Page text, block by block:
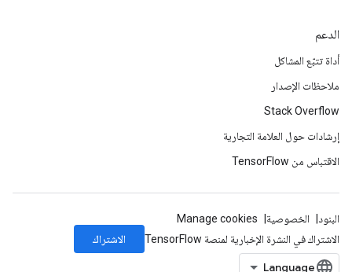
الدعم
أداة تتبّع المشاكل
ملاحظات الإصدار
Stack Overflow
إرشادات حول العلامة التجارية
الاقتباس من TensorFlow
البنود الخصوصية
Manage cookies
الاشتراك في النشرة الإخبارية لمنصة TensorFlow
الاشتراك